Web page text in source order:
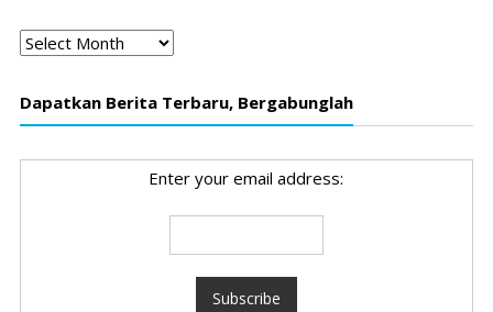
Arsip
Dapatkan Berita Terbaru, Bergabunglah
Enter your email address: